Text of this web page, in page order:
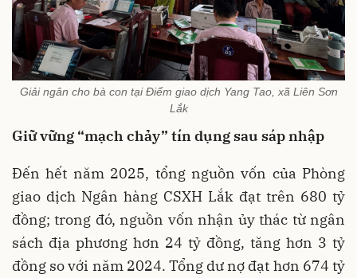
Giải ngân cho bà con tại Điểm giao dịch Yang Tao, xã Liên Sơn
Lắk
Giữ vững “mạch chảy” tín dụng sau sáp nhập
Đến hết năm 2025, tổng nguồn vốn của Phòng
giao dịch Ngân hàng CSXH Lắk đạt trên 680 tỷ
đồng; trong đó, nguồn vốn nhận ủy thác từ ngân
sách địa phương hơn 24 tỷ đồng, tăng hơn 3 tỷ
đồng so với năm 2024. Tổng dư nợ đạt hơn 674 tỷ